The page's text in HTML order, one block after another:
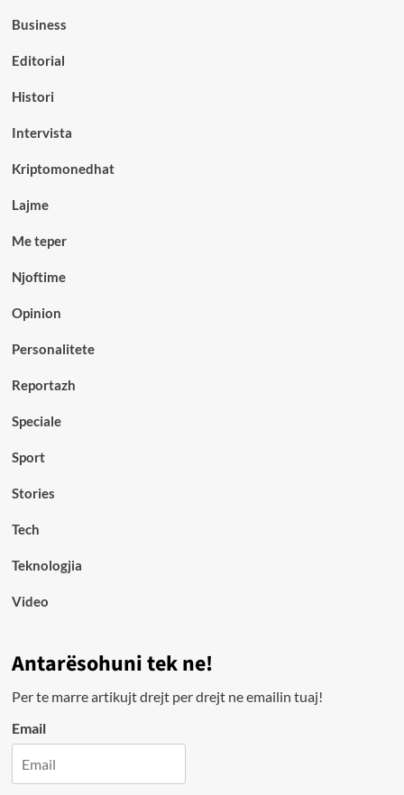
Business
Editorial
Histori
Intervista
Kriptomonedhat
Lajme
Me teper
Njoftime
Opinion
Personalitete
Reportazh
Speciale
Sport
Stories
Tech
Teknologjia
Video
Antarësohuni tek ne!
Per te marre artikujt drejt per drejt ne emailin tuaj!
Email